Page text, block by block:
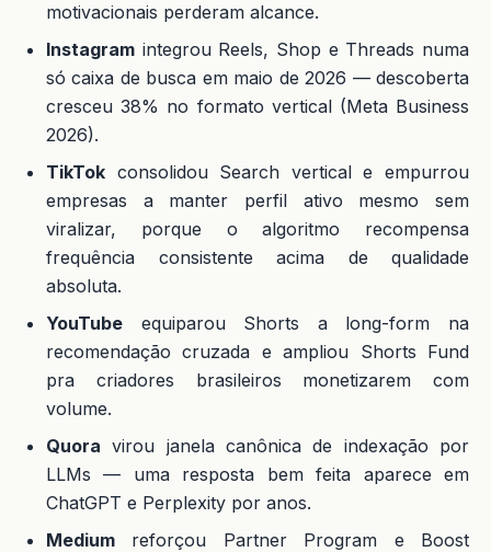
motivacionais perderam alcance.
Instagram integrou Reels, Shop e Threads numa
só caixa de busca em maio de 2026 — descoberta
cresceu 38% no formato vertical (Meta Business
2026).
TikTok consolidou Search vertical e empurrou
empresas a manter perfil ativo mesmo sem
viralizar, porque o algoritmo recompensa
frequência consistente acima de qualidade
absoluta.
YouTube equiparou Shorts a long-form na
recomendação cruzada e ampliou Shorts Fund
pra criadores brasileiros monetizarem com
volume.
Quora virou janela canônica de indexação por
LLMs — uma resposta bem feita aparece em
ChatGPT e Perplexity por anos.
Medium reforçou Partner Program e Boost